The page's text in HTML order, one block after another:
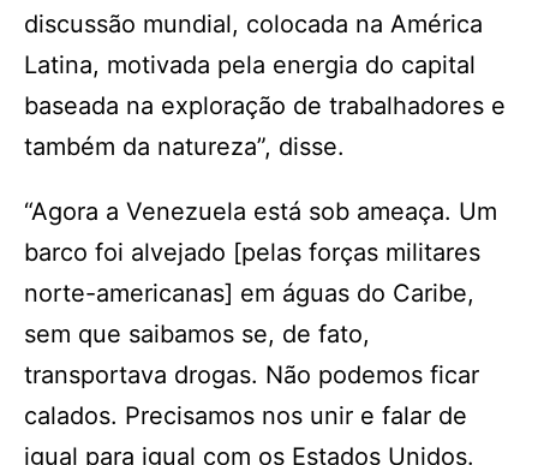
discussão mundial, colocada na América
Latina, motivada pela energia do capital
baseada na exploração de trabalhadores e
também da natureza”, disse.
“Agora a Venezuela está sob ameaça. Um
barco foi alvejado [pelas forças militares
norte-americanas] em águas do Caribe,
sem que saibamos se, de fato,
transportava drogas. Não podemos ficar
calados. Precisamos nos unir e falar de
igual para igual com os Estados Unidos.